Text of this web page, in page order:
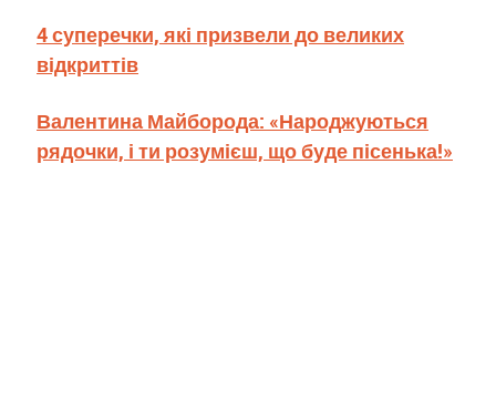
4 суперечки, які призвели до великих
відкриттів
Валентина Майборода: «Народжуються
рядочки, і ти розумієш, що буде пісенька!»